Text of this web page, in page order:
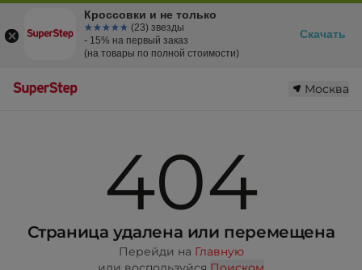
Москва
404
Страница удалена или перемещена
Перейди на Главную
Кроссовки и не только
☆☆☆☆☆
★★★★★ (23) звезды
- 15% на первый заказ
(на товары по полной стоимости)
Скачать